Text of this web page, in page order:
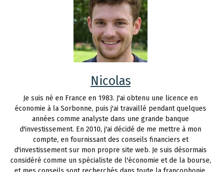
Nicolas
Je suis né en France en 1983. J'ai obtenu une licence en
économie à la Sorbonne, puis j'ai travaillé pendant quelques
années comme analyste dans une grande banque
d'investissement. En 2010, j'ai décidé de me mettre à mon
compte, en fournissant des conseils financiers et
d'investissement sur mon propre site web. Je suis désormais
considéré comme un spécialiste de l'économie et de la bourse,